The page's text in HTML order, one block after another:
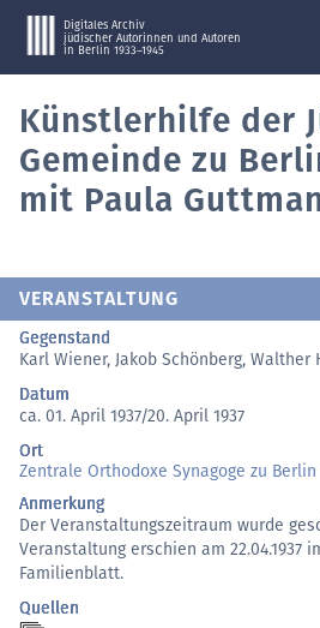
Digitales Archiv
jüdischer Autorinnen und Autoren
in Berlin 1933–1945
Künstlerhilfe der
Gemeinde zu
mit Paula
VERANSTALTUNG
Gegenstand
Karl Wiener, Jakob Schönberg, Walther
Datum
ca. 01. April 1937/20. April 1937
Ort
Zentrale Orthodoxe Synagoge zu Berlin
Anmerkung
Der Veranstaltungszeitraum wurde
Veranstaltung erschien am 22.04.1937
Familienblatt.
Quellen